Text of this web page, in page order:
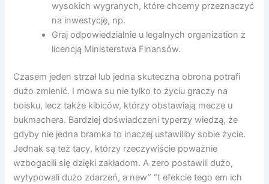
wysokich wygranych, które chcemy przeznaczyć
na inwestycję, np.
Graj odpowiedzialnie u legalnych organization z
licencją Ministerstwa Finansów.
Czasem jeden strzał lub jedna skuteczna obrona potrafi
dużo zmienić. I mowa su nie tylko to życiu graczy na
boisku, lecz także kibiców, którzy obstawiają mecze u
bukmachera. Bardziej doświadczeni typerzy wiedzą, że
gdyby nie jedna bramka to inaczej ustawiliby sobie życie.
Jednak są też tacy, którzy rzeczywiście poważnie
wzbogacili się dzięki zakładom. A zero postawili dużo,
wytypowali dużo zdarzeń, a new” “t efekcie tego em ich